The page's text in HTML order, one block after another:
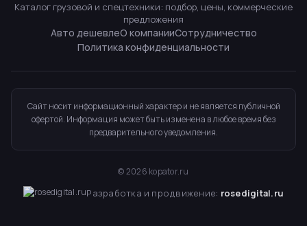
Каталог грузовой и спецтехники: подбор, цены, коммерческие
предложения
Авто дешевлеО компанииСотрудничество
Политика конфиденциальности
Сайт носит информационный характер и не является публичной
офертой. Информация может быть изменена в любое время без
предварительного уведомления.
©2026 kopator.ru
Разработка и продвижение: rosedigital.ru